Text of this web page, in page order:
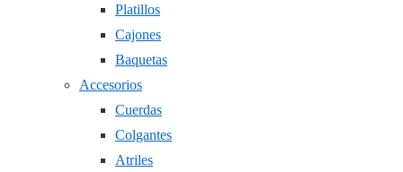
Platillos
Cajones
Baquetas
Accesorios
Cuerdas
Colgantes
Atriles